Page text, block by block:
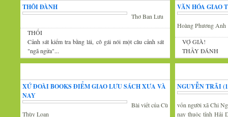
THÔI ĐÀNH
Thơ Ban Lưu
THỔI
Cảnh sát kiểm tra bằng lái, cô gái nói một câu cảnh sát
"ngã ngửa"...
VĂN HÓA GIAO
Hoàng Phương Anh
VỢ GIÀ!
THẦY ĐÁNH
XỨ ĐOÀI BOOKS ĐIỂM GIAO LƯU SÁCH XƯA VÀ
NAY
Bài viết của Cù
Thùy Loan
NGUYỄN TRÃI
vốn người xã Chi
nay thuộc tỉnh Hải